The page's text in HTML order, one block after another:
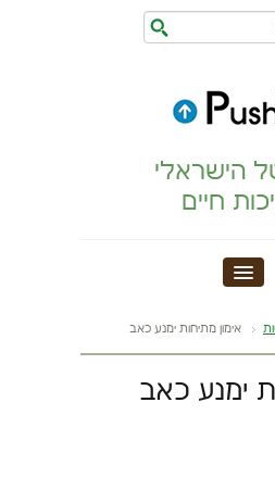
הישראלי
חיים
כושר
אימון מתיחות ימנע כאב
ימנע כאב